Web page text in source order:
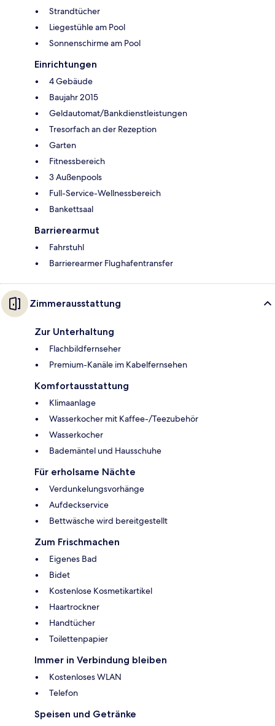
Strandtücher
Liegestühle am Pool
Sonnenschirme am Pool
Einrichtungen
4 Gebäude
Baujahr 2015
Geldautomat/Bankdienstleistungen
Tresorfach an der Rezeption
Garten
Fitnessbereich
3 Außenpools
Full-Service-Wellnessbereich
Bankettsaal
Barrierearmut
Fahrstuhl
Barrierearmer Flughafentransfer
Zimmerausstattung
Zur Unterhaltung
Flachbildfernseher
Premium-Kanäle im Kabelfernsehen
Komfortausstattung
Klimaanlage
Wasserkocher mit Kaffee-/Teezubehör
Wasserkocher
Bademäntel und Hausschuhe
Für erholsame Nächte
Verdunkelungsvorhänge
Aufdeckservice
Bettwäsche wird bereitgestellt
Zum Frischmachen
Eigenes Bad
Bidet
Kostenlose Kosmetikartikel
Haartrockner
Handtücher
Toilettenpapier
Immer in Verbindung bleiben
Kostenloses WLAN
Telefon
Speisen und Getränke